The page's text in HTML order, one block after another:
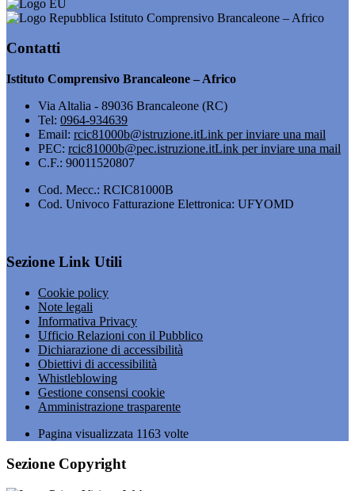
Istituto Comprensivo Brancaleone – Africo
Contatti
Istituto Comprensivo Brancaleone – Africo
Via Altalia - 89036 Brancaleone (RC)
Tel: 0964-934639
Email: rcic81000b@istruzione.itLink per inviare una mail
PEC: rcic81000b@pec.istruzione.itLink per inviare una mail
C.F.: 90011520807
Cod. Mecc.: RCIC81000B
Cod. Univoco Fatturazione Elettronica: UFYOMD
Sezione Link Utili
Cookie policy
Note legali
Informativa Privacy
Ufficio Relazioni con il Pubblico
Dichiarazione di accessibilità
Obiettivi di accessibilità
Whistleblowing
Gestione consensi cookie
Amministrazione trasparente
Pagina visualizzata 1163 volte
Sezione Copyright